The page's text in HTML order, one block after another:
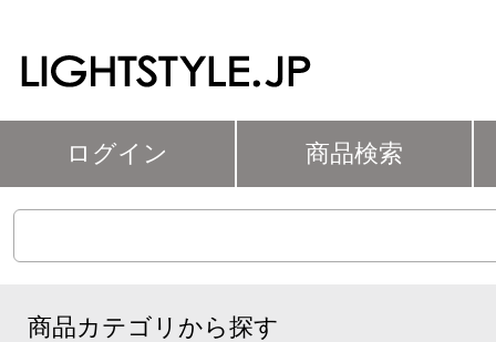
ログイン 商品検索
商品カテゴリから探す